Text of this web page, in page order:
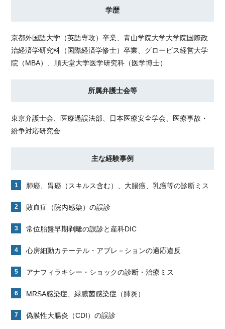
学歴
京都外国語大学（英語専攻）卒業、青山学院大学大学院国際政
治経済学研究科（国際経済学修士）卒業、グロービス経営大学
院（MBA）、順天堂大学医学研究科（医学博士）
所属弁護士会等
東京弁護士会、医療過誤法部、日本医療安全学会、医療事故・
紛争対応研究会
主な経験事例
肺癌、胃癌（スキルス含む）、大腸癌、乳癌等の診断ミス
敗血症（院内感染）の誤診
常位胎盤早期剥離の誤診と産科DIC
心房細動カテーテル・アブレ－ションの適応違反
アナフィラキシー・ショックの診断・治療ミス
MRSA感染症、緑膿菌感染症（肺炎）
偽膜性大腸炎（CDI）の誤診